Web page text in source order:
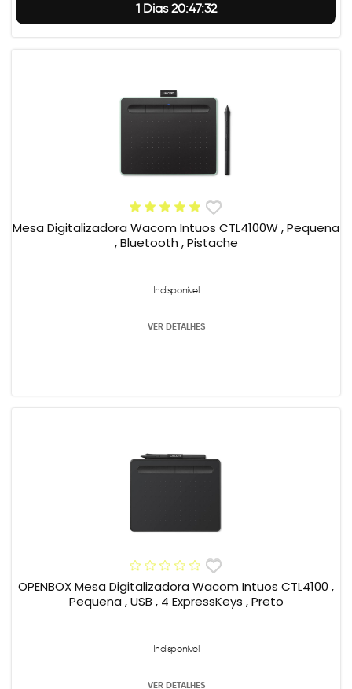
1 Dias 20:47:32
Mesa Digitalizadora Wacom Intuos CTL4100W , Pequena
, Bluetooth , Pistache
Indisponível
VER DETALHES
OPENBOX Mesa Digitalizadora Wacom Intuos CTL4100 ,
Pequena , USB , 4 ExpressKeys , Preto
Indisponível
VER DETALHES